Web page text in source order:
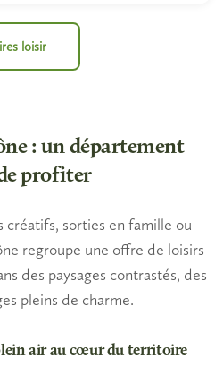
loisir
: un département
profiter
créatifs, sorties en famille ou
regroupe une offre de loisirs
des paysages contrastés, des
pleins de charme.
air au cœur du territoire